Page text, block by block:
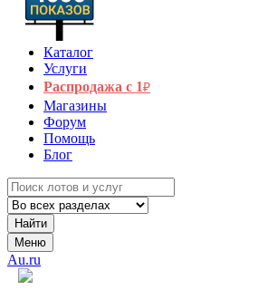
Каталог
Услуги
Распродажа с 1₽
Магазины
Форум
Помощь
Блог
Найти
Меню
Au.ru